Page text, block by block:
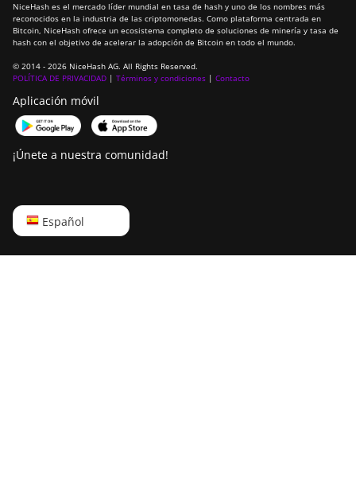
NiceHash es el mercado líder mundial en tasa de hash y uno de los nombres más
reconocidos en la industria de las criptomonedas. Como plataforma centrada en
Bitcoin, NiceHash ofrece un ecosistema completo de soluciones de minería y tasa de
hash con el objetivo de acelerar la adopción de Bitcoin en todo el mundo.
© 2014 - 2026 NiceHash AG. All Rights Reserved.
POLÍTICA DE PRIVACIDAD | Términos y condiciones | Contacto
Aplicación móvil
¡Únete a nuestra comunidad!
Español
English